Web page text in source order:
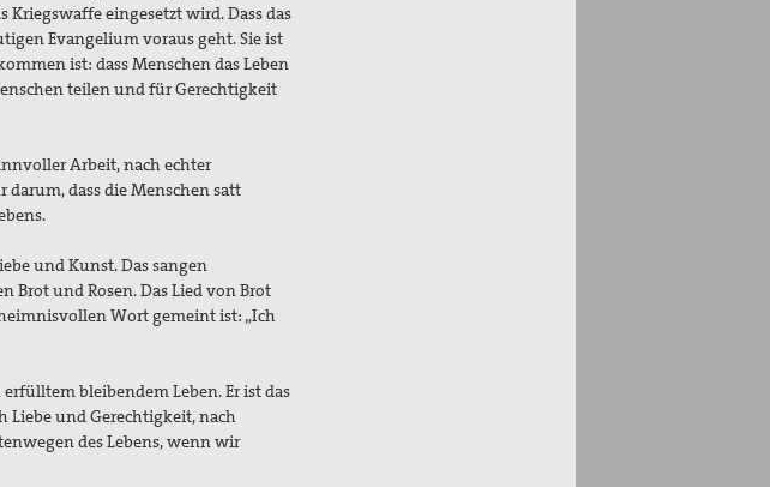
eingesetzt wird. Dass das
Evangelium voraus geht. Sie ist
ist: dass Menschen das Leben
teilen und für Gerechtigkeit
Arbeit, nach echter
darum, dass die Menschen satt
und Kunst. Das sangen
Brot und Rosen. Das Lied von Brot
Wort gemeint ist: „Ich
bleibendem Leben. Er ist das
und Gerechtigkeit, nach
des Lebens, wenn wir